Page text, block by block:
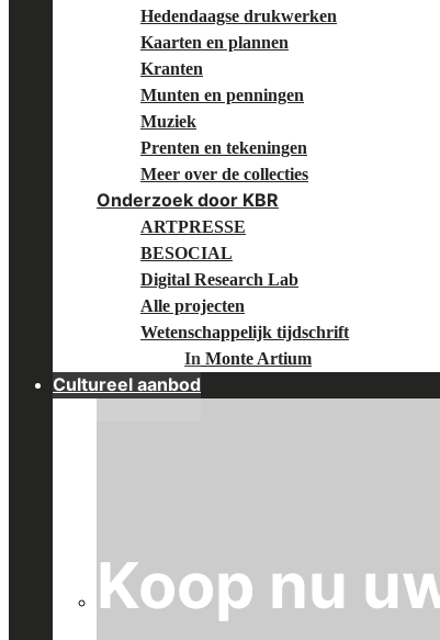
Hedendaagse drukwerken
Kaarten en plannen
Kranten
Munten en penningen
Muziek
Prenten en tekeningen
Meer over de collecties
Onderzoek door KBR
ARTPRESSE
BESOCIAL
Digital Research Lab
Alle projecten
Wetenschappelijk tijdschrift
In Monte Artium
Cultureel aanbod
Koop nu